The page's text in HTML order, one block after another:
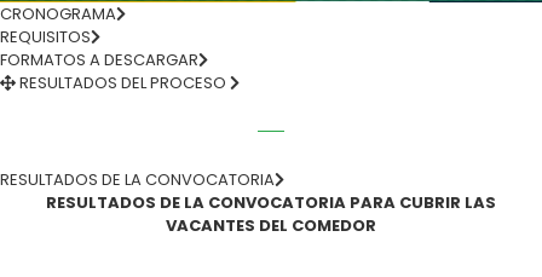
CRONOGRAMA
REQUISITOS
FORMATOS A DESCARGAR
RESULTADOS DEL PROCESO
RESULTADOS DE LA CONVOCATORIA
RESULTADOS DE LA CONVOCATORIA PARA CUBRIR LAS
VACANTES DEL COMEDOR